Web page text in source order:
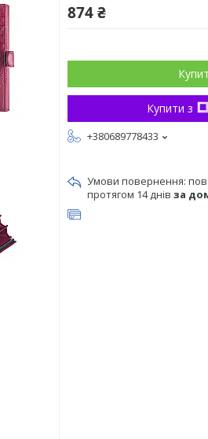
874 ₴
Купити з
+380689778433
протягом 14 днів за